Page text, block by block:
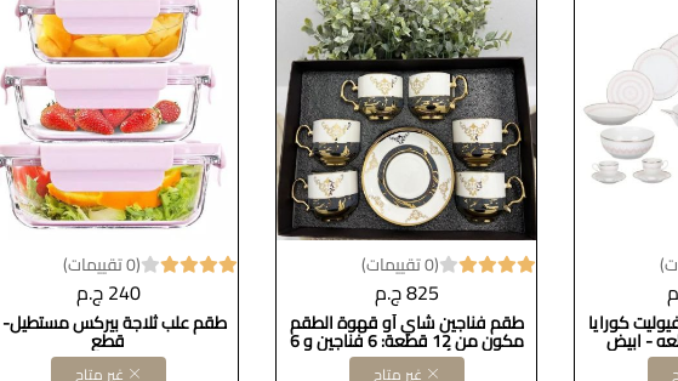
كورايا
(0 تقييمات)
825 ج.م
طقم فناجين شاي أو قهوة الطقم
مكون من 12 قطعة: 6 فناجين و 6
أطباق صغيرة
غير متاح
(0 تقييمات)
240 ج.م
قطع
غير متاح